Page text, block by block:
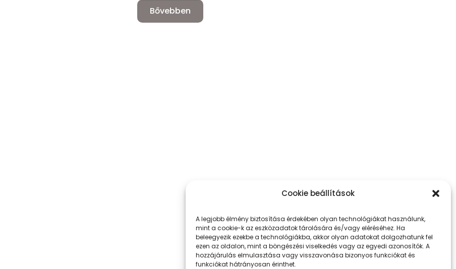
Cookie beállítások
A legjobb élmény biztosítása érdekében olyan technológiákat használunk,
mint a cookie-k az eszközadatok tárolására és/vagy eléréséhez. Ha
beleegyezik ezekbe a technológiákba, akkor olyan adatokat dolgozhatunk fel
ezen az oldalon, mint a böngészési viselkedés vagy az egyedi azonosítók. A
hozzájárulás elmulasztása vagy visszavonása bizonyos funkciókat és
funkciókat hátrányosan érinthet.
Bővebben